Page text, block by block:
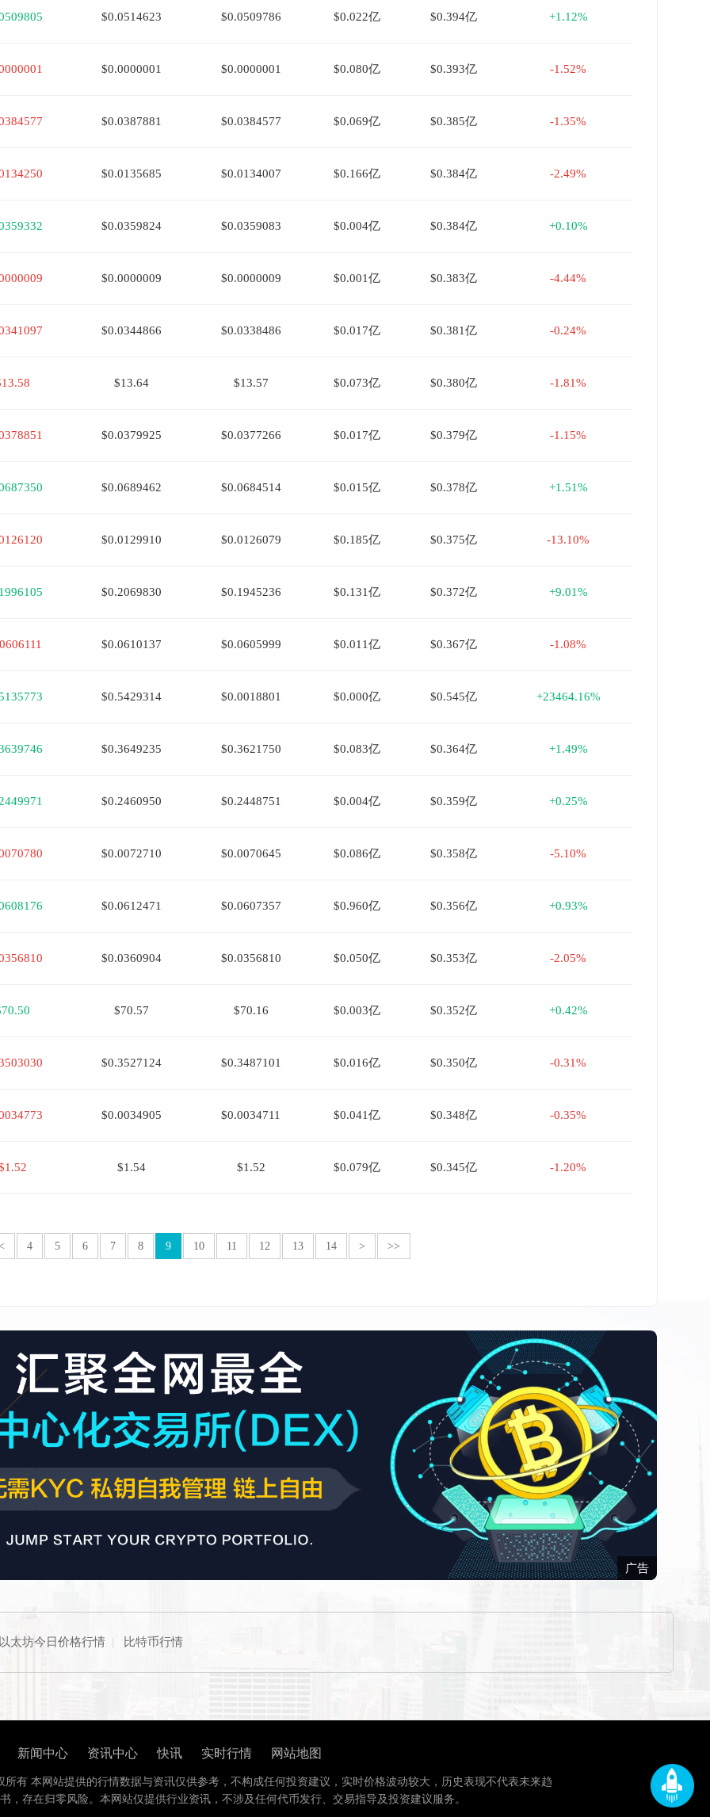
$0.0514623 $0.0509786 $0.022亿 $0.394亿 +1.12%
$0.0000001 $0.0000001 $0.080亿 $0.393亿 -1.52%
$0.0387881 $0.0384577 $0.069亿 $0.385亿 -1.35%
$0.0135685 $0.0134007 $0.166亿 $0.384亿 -2.49%
$0.0359824 $0.0359083 $0.004亿 $0.384亿 +0.10%
$0.0000009 $0.0000009 $0.001亿 $0.383亿 -4.44%
$0.0344866 $0.0338486 $0.017亿 $0.381亿 -0.24%
$13.64 $13.57 $0.073亿 $0.380亿 -1.81%
$0.0379925 $0.0377266 $0.017亿 $0.379亿 -1.15%
$0.0689462 $0.0684514 $0.015亿 $0.378亿 +1.51%
$0.0129910 $0.0126079 $0.185亿 $0.375亿 -13.10%
$0.2069830 $0.1945236 $0.131亿 $0.372亿 +9.01%
$0.0610137 $0.0605999 $0.011亿 $0.367亿 -1.08%
$0.5429314 $0.0018801 $0.000亿 $0.545亿 +23464.16%
$0.3649235 $0.3621750 $0.083亿 $0.364亿 +1.49%
$0.2460950 $0.2448751 $0.004亿 $0.359亿 +0.25%
$0.0072710 $0.0070645 $0.086亿 $0.358亿 -5.10%
$0.0612471 $0.0607357 $0.960亿 $0.356亿 +0.93%
$0.0360904 $0.0356810 $0.050亿 $0.353亿 -2.05%
$70.57 $70.16 $0.003亿 $0.352亿 +0.42%
$0.3527124 $0.3487101 $0.016亿 $0.350亿 -0.31%
$0.0034905 $0.0034711 $0.041亿 $0.348亿 -0.35%
$1.54 $1.52 $0.079亿 $0.345亿 -1.20%
4 5 6 7 8 9 10 11 12 13 14 > >>
广告
太坊今日价格行情 | 比特币行情
新闻中心 资讯中心 快讯 实时行情 网站地图
所有 本网站提供的行情数据与资讯仅供参考，不构成任何投资建议，实时价格波动较大，历史表现不代表未来趋
，存在归零风险。本网站仅提供行业资讯，不涉及任何代币发行、交易指导及投资建议服务。